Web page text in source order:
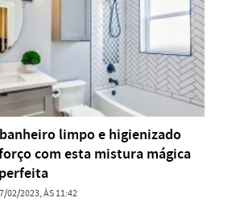
limpo e higienizado
com esta mistura mágica
02/2023, ÀS 11:42